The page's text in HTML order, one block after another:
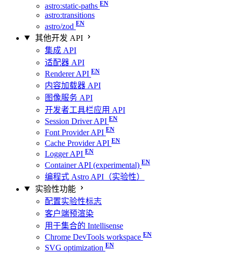
astro:static-paths
astro:transitions
astro/zod
其他开发 API
集成 API
适配器 API
Renderer API
内容加载器 API
图像服务 API
开发者工具栏应用 API
Session Driver API
Font Provider API
Cache Provider API
Logger API
Container API (experimental)
编程式 Astro API（实验性）
实验性功能
配置实验性标志
客户端预渲染
用于集合的 Intellisense
Chrome DevTools workspace
SVG optimization